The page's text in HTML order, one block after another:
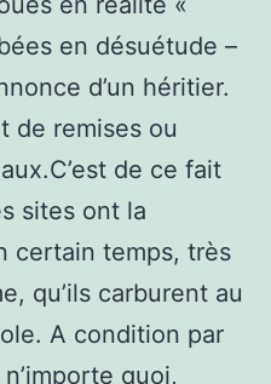
en désuétude –
d’un héritier.
de remises ou
de ce fait
sites ont la
certain temps, très
qu’ils carburent au
A condition par
quoi,